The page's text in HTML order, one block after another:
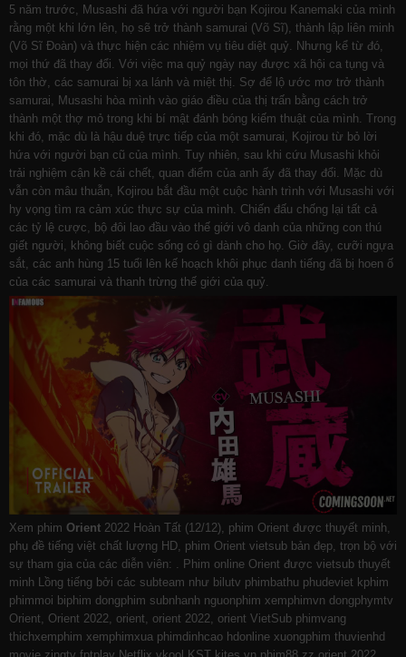
5 năm trước, Musashi đã hứa với người bạn Kojirou Kanemaki của mình
rằng một khi lớn lên, họ sẽ trở thành samurai (Võ Sĩ), thành lập liên minh
(Võ Sĩ Đoàn) và thực hiện các nhiệm vụ tiêu diệt quỷ. Nhưng kể từ đó,
mọi thứ đã thay đổi. Với việc ma quỷ ngày nay được xã hội ca tụng và
tôn thờ, các samurai bị xa lánh và miệt thị. Sợ để lộ ước mơ trở thành
samurai, Musashi hòa mình vào giáo điều của thị trấn bằng cách trở
thành một thợ mỏ trong khi bí mật đánh bóng kiếm thuật của mình. Trong
khi đó, mặc dù là hậu duệ trực tiếp của một samurai, Kojirou từ bỏ lời
hứa với người bạn cũ của mình. Tuy nhiên, sau khi cứu Musashi khỏi
trải nghiệm cận kề cái chết, quan điểm của anh ấy đã thay đổi. Mặc dù
vẫn còn mâu thuẫn, Kojirou bắt đầu một cuộc hành trình với Musashi với
hy vọng tìm ra cảm xúc thực sự của mình. Chiến đấu chống lại tất cả
các tỷ lệ cược, bộ đôi lao đầu vào thế giới vô danh của những con thú
giết người, không biết cuộc sống có gì dành cho họ. Giờ đây, cưỡi ngựa
sắt, các anh hùng 15 tuổi lên kế hoạch khôi phục danh tiếng đã bị hoen ố
của các samurai và thanh trừng thế giới của quỷ.
Xem phim Orient 2022 Hoàn Tất (12/12), phim Orient được thuyết minh,
phụ đề tiếng việt chất lượng HD, phim Orient vietsub bản đẹp, trọn bộ với
sự tham gia của các diễn viên: . Phim online Orient được vietsub thuyết
minh Lồng tiếng bởi các subteam như bilutv phimbathu phudeviet kphim
phimmoi biphim dongphim subnhanh nguonphim xemphimvn dongphymtv
Orient, Orient 2022, orient, orient 2022, orient VietSub phimvang
thichxemphim xemphimxua phimdinhcao hdonline xuongphim thuvienhd